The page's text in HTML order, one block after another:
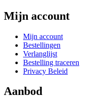
Mijn account
Mijn account
Bestellingen
Verlanglijst
Bestelling traceren
Privacy Beleid
Aanbod